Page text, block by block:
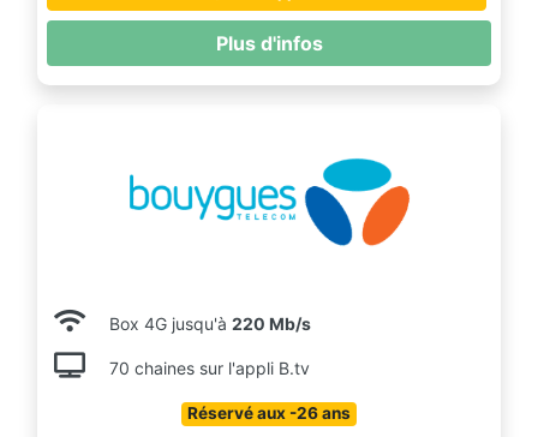
Plus d'infos
Box 4G jusqu'à 220 Mb/s
70 chaines sur l'appli B.tv
Réservé aux -26 ans